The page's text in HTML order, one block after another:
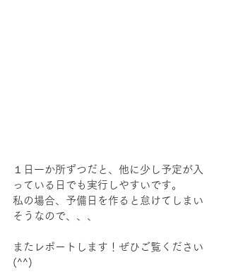
１日一か所ずつだと、他に少し予定が入
っている日でも実行しやすいです。
私の場合、予備日を作ると怠けてしまい
そうなので、、、
またレポートします！ぜひご覧ください
(^^)